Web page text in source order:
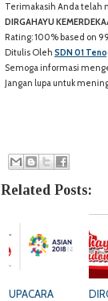
Terimakasih Anda telah
DIRGAHAYU
Rating:100% based on
Ditulis Oleh SDN 01
Semoga informasi
Jangan lupa untuk
Related Posts:
UPACARA